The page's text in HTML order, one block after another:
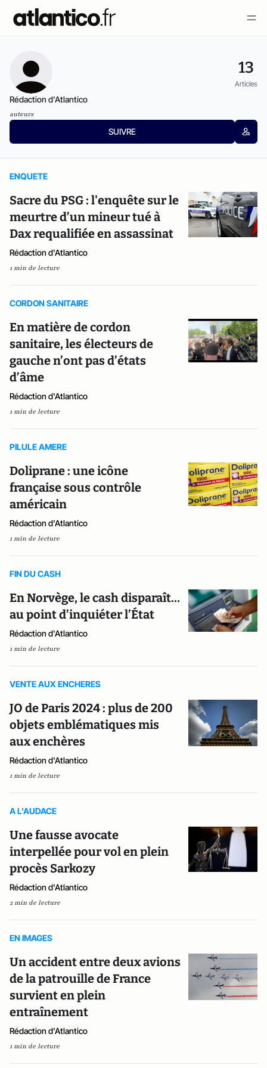
13
Articles
Rédaction d'Atlantico
auteurs
SUIVRE
ENQUETE
Sacre du PSG : l'enquête sur le
meurtre d’un mineur tué à
Dax requalifiée en assassinat
Rédaction d'Atlantico
1 min de lecture
CORDON SANITAIRE
En matière de cordon
sanitaire, les électeurs de
gauche n’ont pas d’états
d’âme
Rédaction d'Atlantico
1 min de lecture
PILULE AMERE
Doliprane : une icône
française sous contrôle
américain
Rédaction d'Atlantico
1 min de lecture
FIN DU CASH
En Norvège, le cash disparaît…
au point d’inquiéter l’État
Rédaction d'Atlantico
1 min de lecture
VENTE AUX ENCHERES
JO de Paris 2024 : plus de 200
objets emblématiques mis
aux enchères
Rédaction d'Atlantico
1 min de lecture
A L'AUDACE
Une fausse avocate
interpellée pour vol en plein
procès Sarkozy
Rédaction d'Atlantico
2 min de lecture
EN IMAGES
Un accident entre deux avions
de la patrouille de France
survient en plein
entraînement
Rédaction d'Atlantico
1 min de lecture